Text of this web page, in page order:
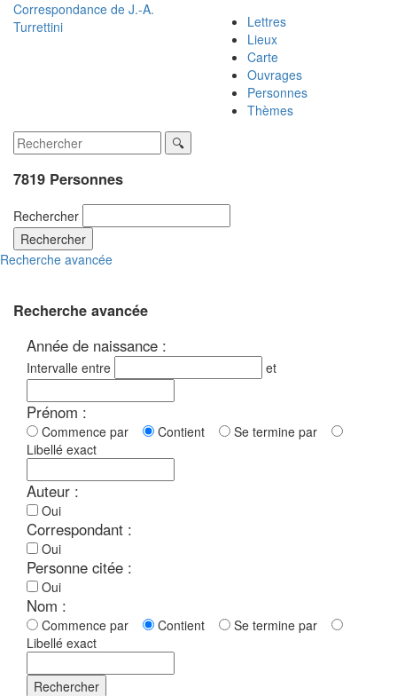
Correspondance de J.-A.
Turrettini
Lettres
Lieux
Carte
Ouvrages
Personnes
Thèmes
7819 Personnes
Rechercher
Rechercher
Recherche avancée
Recherche avancée
Année de naissance :
Intervalle entre et
Prénom :
Commence par Contient
Se termine par
Libellé exact
Auteur :
Oui
Correspondant :
Oui
Personne citée :
Oui
Nom :
Commence par Contient
Se termine par
Libellé exact
Rechercher